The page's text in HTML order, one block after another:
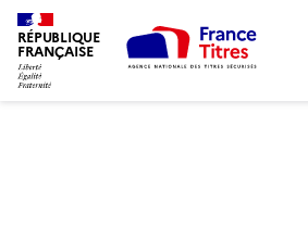
RÉPUBLIQUE
FRANÇAISE